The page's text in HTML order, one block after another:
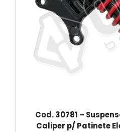
Cod. 30781 –
Caliper p/ Patinete